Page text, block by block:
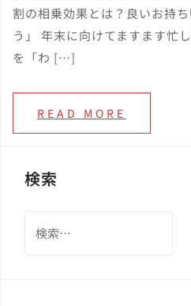
割の相乗効果とは？良いお持
う」 年末に向けてますます忙
を「わ […]
READ MORE
検索
索: